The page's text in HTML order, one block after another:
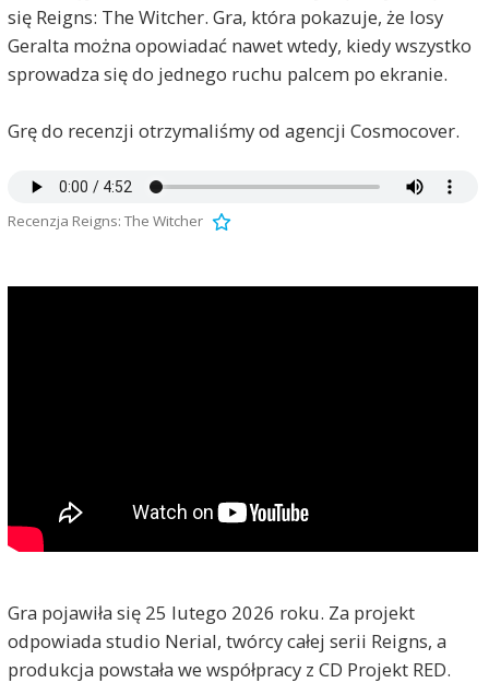
się Reigns: The Witcher. Gra, która pokazuje, że losy
Geralta można opowiadać nawet wtedy, kiedy wszystko
sprowadza się do jednego ruchu palcem po ekranie.
Grę do recenzji otrzymaliśmy od agencji Cosmocover.
Recenzja Reigns: The Witcher
Gra pojawiła się 25 lutego 2026 roku. Za projekt
odpowiada studio Nerial, twórcy całej serii Reigns, a
produkcja powstała we współpracy z CD Projekt RED.